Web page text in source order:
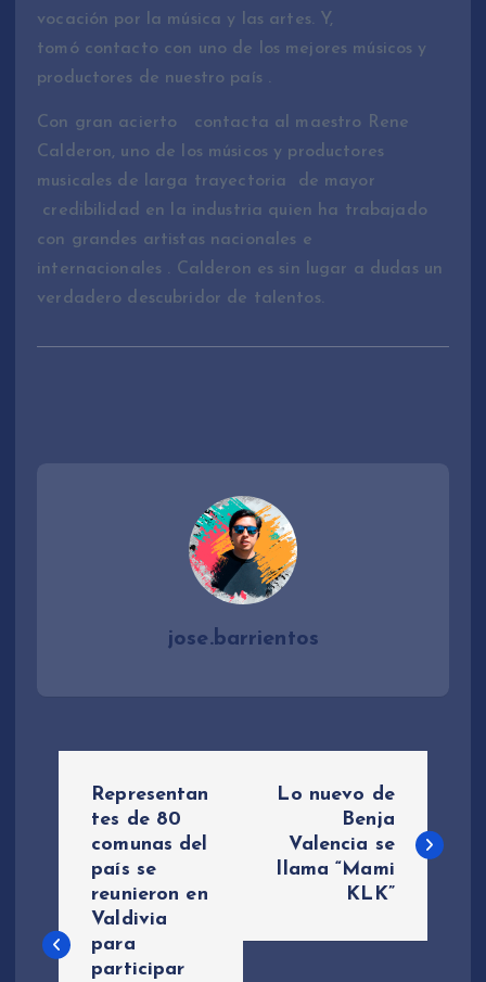
vocación por la música y las artes. Y,
tomó contacto con uno de los mejores músicos y
productores de nuestro país .
Con gran acierto contacta al maestro Rene
Calderon, uno de los músicos y productores
musicales de larga trayectoria de mayor
credibilidad en la industria quien ha trabajado
con grandes artistas nacionales e
internacionales . Calderon es sin lugar a dudas un
verdadero descubridor de talentos.
jose.barrientos
e
Representan
tes de 80
comunas del
país se
reunieron en
Valdivia
para
participar
Lo nuevo de
Benja
Valencia se
llama “Mami
KLK”